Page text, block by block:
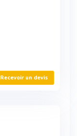
Recevoir un devis